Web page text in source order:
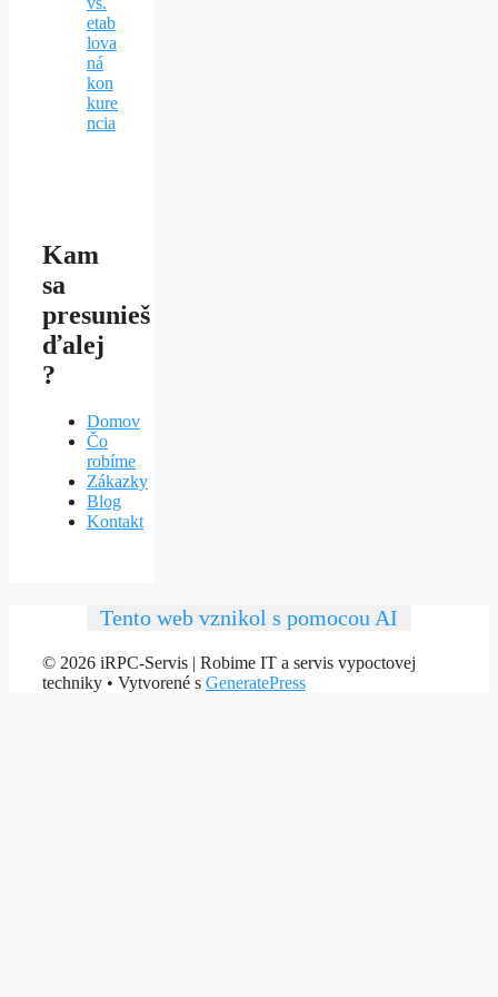
etab
lova
ná
kon
kure
ncia
Kam
sa
presunieš
ďalej
?
Domov
Čo
robíme
Zákazky
Blog
Kontakt
Tento web vznikol s pomocou AI
© 2026 iRPC-Servis | Robime IT a servis vypoctovej
techniky • Vytvorené s GeneratePress